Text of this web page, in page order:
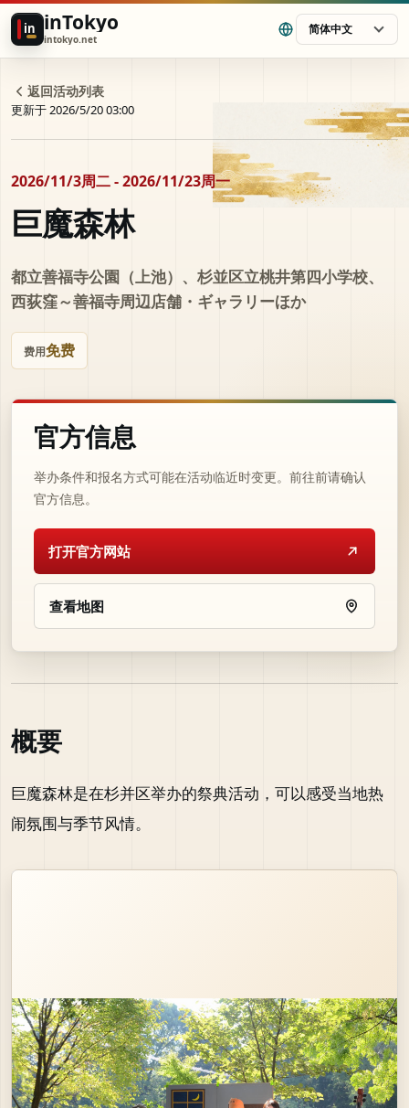
in inTokyo
intokyo.net
简体中文
返回活动列表
更新于 2026/5/20 03:00
2026/11/3周二 - 2026/11/23周一
巨魔森林
都立善福寺公園（上池）、杉並区立桃井第四小学校、
西荻窪～善福寺周辺店舗・ギャラリーほか
费用免费
官方信息
举办条件和报名方式可能在活动临近时变更。前往前请确认
官方信息。
打开官方网站
查看地图
概要
巨魔森林是在杉并区举办的祭典活动，可以感受当地热
闹氛围与季节风情。